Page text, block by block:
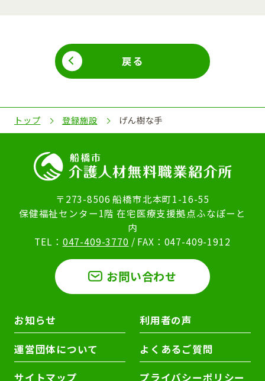
戻る
トップ 登録施設 げん樹な手
〒273-8506 船橋市北本町1-16-55
保健福祉センター1階 在宅医療支援拠点ふなぽーと
内
TEL： 047-409-3770 / FAX：047-409-1912
お問い合わせ
お知らせ 利用者の声
運営団体について よくあるご質問
サイトマップ プライバシーポリシー